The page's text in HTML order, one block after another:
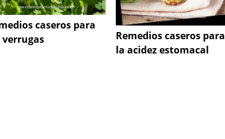
caseros para
verrugas
Remedios caseros para
la acidez estomacal